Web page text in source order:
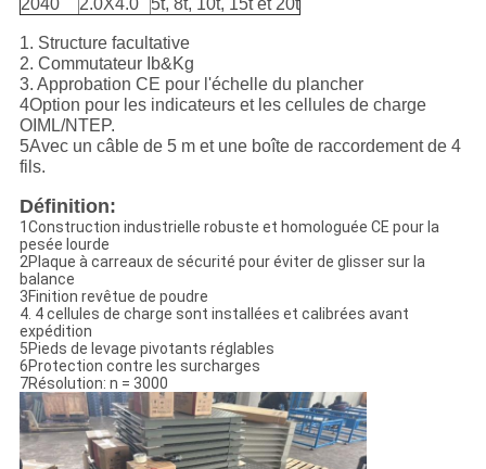
2040
2.0X4.0 5t, 8t, 10t, 15t et 20t
1. Structure facultative
2. Commutateur Ib&Kg
3. Approbation CE pour l'échelle du plancher
4Option pour les indicateurs et les cellules de charge
OIML/NTEP.
5Avec un câble de 5 m et une boîte de raccordement de 4
fils.
Définition:
1Construction industrielle robuste et homologuée CE pour la
pesée lourde
2Plaque à carreaux de sécurité pour éviter de glisser sur la
balance
3Finition revêtue de poudre
4. 4 cellules de charge sont installées et calibrées avant
expédition
5Pieds de levage pivotants réglables
6Protection contre les surcharges
7Résolution: n = 3000